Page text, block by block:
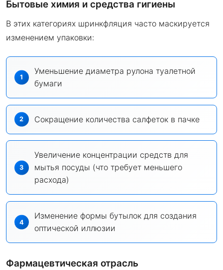
Бытовые химия и средства гигиены
В этих категориях шринкфляция часто маскируется
изменением упаковки:
Уменьшение диаметра рулона туалетной
бумаги
Сокращение количества салфеток в пачке
Увеличение концентрации средств для
мытья посуды (что требует меньшего
расхода)
Изменение формы бутылок для создания
оптической иллюзии
Фармацевтическая отрасль